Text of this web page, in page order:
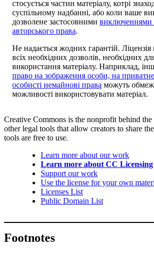
стосується частин матеріалу, котрі
суспільному надбанні, або коли ваше
дозволене застосовними виключеннями
авторського права.
Не надається жодних гарантій.
всіх необхідних дозволів, необхідних
використання матеріалу. Наприклад,
право на зображення особи, на
особисті немайнові права можуть
можливості використовувати матеріал.
Creative Commons is the nonprofit behind the
other legal tools that allow creators to share
tools are free to use.
Learn more about our work
Learn more about CC Licensing
Support our work
Use the license for your own
Licenses List
Public Domain List
Footnotes